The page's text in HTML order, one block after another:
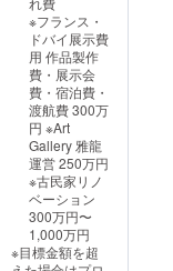
なりま
す。 ※
サイズ
調整で
ポスト
カード
デザイ
ンを修
正する
可能性
があり
ます
※フランス・
ドバイ展示費
用 作品製作
費・展示会
費・宿泊費・
渡航費 300万
円 ※Art
Gallery 雅龍
運営 250万円
※古民家リノ
ベーション
300万円〜
1,000万円
※目標金額を超